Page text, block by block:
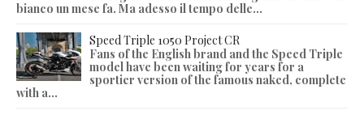
bianco un mese fa. Ma adesso il tempo delle...
Speed Triple 1050 Project CR
Fans of the English brand and the Speed Triple
model have been waiting for years for a
sportier version of the famous naked, complete
with a...